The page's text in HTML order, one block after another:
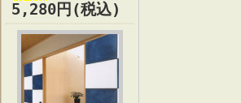
5,280円(税込)